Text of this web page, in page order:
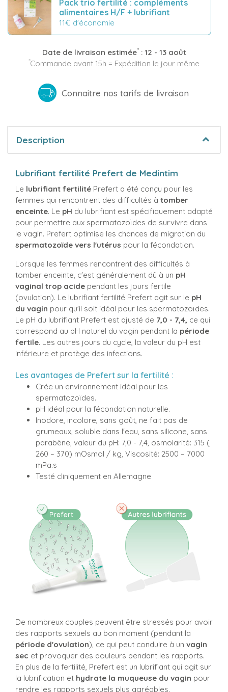
Pack trio fertilité : compléments
alimentaires H/F + lubrifiant
11€ d'économie
Date de livraison estimée*: 12 - 13 août
*Commande avant 15h = Expédition le jour même
Connaitre nos tarifs de livraison
Description
Lubrifiant fertilité Prefert de Medintim
Le lubrifiant fertilité Prefert a été conçu pour les
femmes qui rencontrent des difficultés à tomber
enceinte. Le pH du lubrifiant est spécifiquement adapté
pour permettre aux spermatozoïdes de survivre dans
le vagin. Prefert optimise les chances de migration du
spermatozoïde vers l'utérus pour la fécondation.
Lorsque les femmes rencontrent des difficultés à
tomber enceinte, c'est généralement dû à un pH
vaginal trop acide pendant les jours fertile
(ovulation). Le lubrifiant fertilité Prefert agit sur le pH
du vagin pour qu'il soit idéal pour les spermatozoïdes.
Le pH du lubrifiant Prefert est ajusté de 7,0 - 7,4, ce qui
correspond au pH naturel du vagin pendant la période
fertile. Les autres jours du cycle, la valeur du pH est
inférieure et protège des infections.
Les avantages de Prefert sur la fertilité :
Crée un environnement idéal pour les
spermatozoïdes.
pH idéal pour la fécondation naturelle.
Inodore, incolore, sans goût, ne fait pas de
grumeaux, soluble dans l'eau, sans silicone, sans
parabène, valeur du pH: 7,0 - 7,4, osmolarité: 315 (
260 – 370) mOsmol / kg, Viscosité: 2500 – 7000
mPa.s
Testé cliniquement en Allemagne
De nombreux couples peuvent être stressés pour avoir
des rapports sexuels au bon moment (pendant la
période d'ovulation), ce qui peut conduire à un vagin
sec et provoquer des douleurs pendant les rapports.
En plus de la fertilité, Prefert est un lubrifiant qui agit sur
la lubrification et hydrate la muqueuse du vagin pour
rendre les rapports sexuels plus agréables.